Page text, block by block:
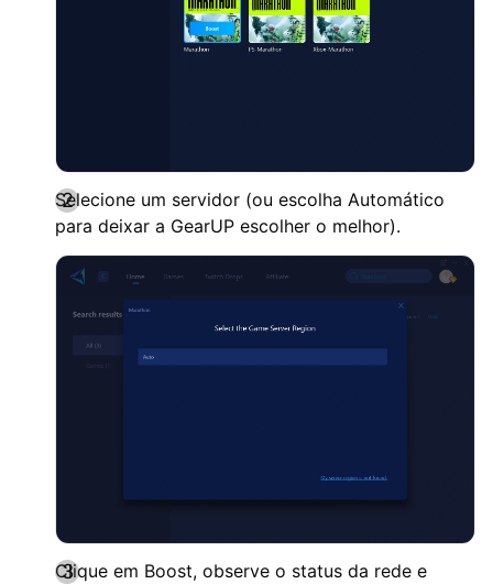
Selecione um servidor (ou escolha Automático
para deixar a GearUP escolher o melhor).
Clique em Boost, observe o status da rede e